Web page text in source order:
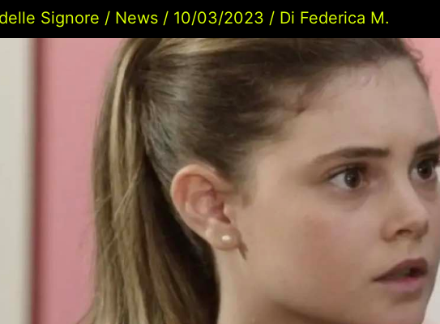
Signore / News / 10/03/2023 / Di Federica M.